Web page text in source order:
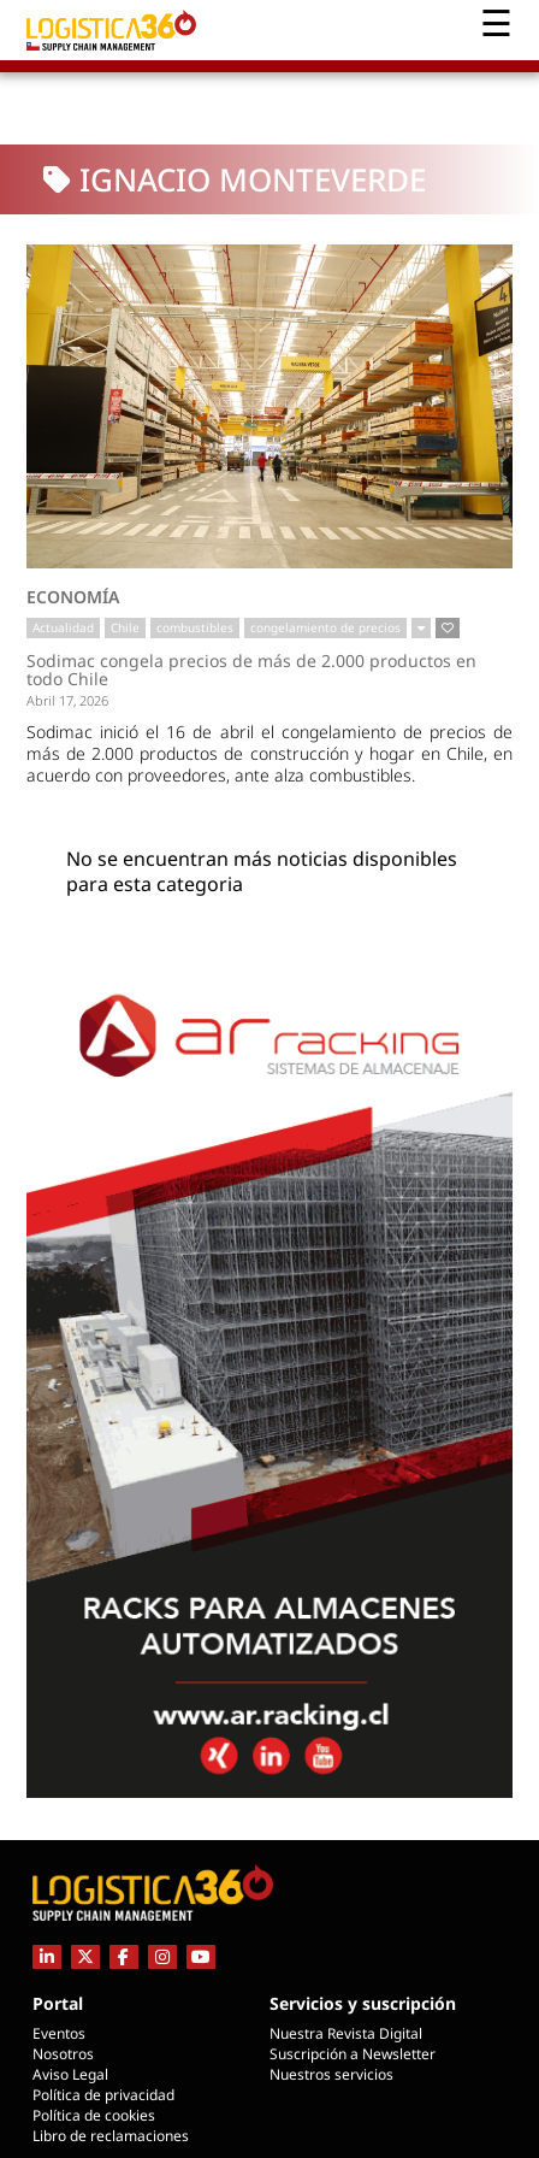
IGNACIO MONTEVERDE
ECONOMÍA
Actualidad Chile combustibles congelamiento de precios
Sodimac congela precios de más de 2.000 productos en
todo Chile
Abril 17, 2026
Sodimac inició el 16 de abril el congelamiento de precios de
más de 2.000 productos de construcción y hogar en Chile, en
acuerdo con proveedores, ante alza combustibles.
No se encuentran más noticias disponibles
para esta categoria
Portal
Eventos
Nosotros
Aviso Legal
Política de privacidad
Política de cookies
Libro de reclamaciones
Servicios y suscripción
Nuestra Revista Digital
Suscripción a Newsletter
Nuestros servicios